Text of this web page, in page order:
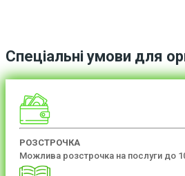
Спеціальні умови для
РОЗСТРОЧКА
Можлива розстрочка на послуги до